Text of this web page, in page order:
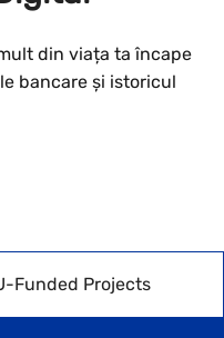
din viața ta încape
bancare și istoricul
Funded Projects